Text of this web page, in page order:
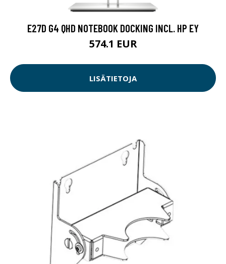
E27D G4 QHD NOTEBOOK DOCKING INCL. HP EY
574.1 EUR
LISÄTIETOJA